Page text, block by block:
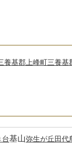
養基郡上峰町三養基
台基山弥生が丘田代